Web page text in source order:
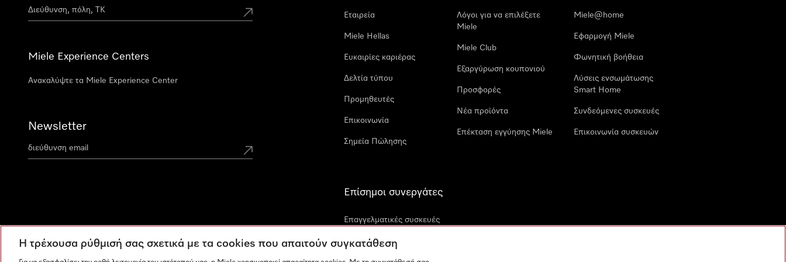
Miele Experience Centers
Ανακαλύψτε τα Miele Experience Center
Newsletter
Εταιρεία
Miele Hellas
Ευκαιρίες καριέρας
Δελτία τύπου
Προμηθευτές
Επικοινωνία
Σημεία Πώλησης
Λόγοι για να επιλέξετε
Miele
Miele Club
Εξαργύρωση κουπονιού
Προσφορές
Νέα προϊόντα
Επέκταση εγγύησης Miele
Miele@home
Εφαρμογή Miele
Φωνητική βοήθεια
Λύσεις ενσωμάτωσης
Smart Home
Συνδεόμενες συσκευές
Επικοινωνία συσκευών
Επίσημοι συνεργάτες
Επαγγελματικές συσκευές
Η τρέχουσα ρύθμισή σας σχετικά με τα cookies που απαιτούν συγκατάθεση